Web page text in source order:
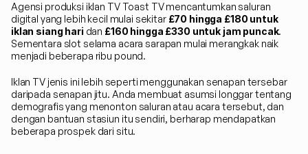
Agensi produksi iklan TV Toast TV mencantumkan saluran
digital yang lebih kecil mulai sekitar £70 hingga £180 untuk
iklan siang hari dan £160 hingga £330 untuk jam puncak.
Sementara slot selama acara sarapan mulai merangkak naik
menjadi beberapa ribu pound.
Iklan TV jenis ini lebih seperti menggunakan senapan tersebar
daripada senapan jitu. Anda membuat asumsi longgar tentang
demografis yang menonton saluran atau acara tersebut, dan
dengan bantuan stasiun itu sendiri, berharap mendapatkan
beberapa prospek dari situ.